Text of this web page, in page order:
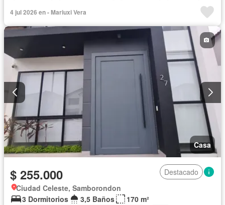
Garita de guardianía
Conserje
Seguridad
Sin amoblar
4 jul 2026 en - Mariuxi Vera
Casa
$ 255.000
Destacado
Ciudad Celeste, Samborondon
3 Dormitorios
3,5 Baños
170 m²